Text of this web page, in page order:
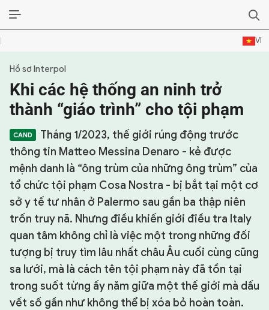
VI
SỰ KIỆN & BÌNH LUẬN
HẬU TRƯỜNG
KINH TẾ - VĂN HÓA - THỂ THAO
HỒ SƠ MẬT
PHÓNG SỰ
HỒ SƠ INTERPOL
VỤ ÁN NỔI TIẾNG
TƯ LIỆU
CHUYÊN TRANG
Hồ sơ Interpol
Khi các hệ thống an ninh trở
thành “giáo trình” cho tội phạm
Tháng 1/2023, thế giới rúng động trước
thông tin Matteo Messina Denaro - kẻ được
mệnh danh là “ông trùm của những ông trùm” của
tổ chức tội phạm Cosa Nostra - bị bắt tại một cơ
sở y tế tư nhân ở Palermo sau gần ba thập niên
trốn truy nã. Nhưng điều khiến giới điều tra Italy
quan tâm không chỉ là việc một trong những đối
tượng bị truy tìm lâu nhất châu Âu cuối cùng cũng
sa lưới, mà là cách tên tội phạm này đã tồn tại
trong suốt từng ấy năm giữa một thế giới mà dấu
vết số gần như không thể bị xóa bỏ hoàn toàn.